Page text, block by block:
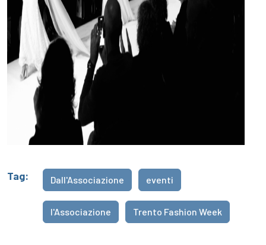
Tag: Dall'Associazione eventi
l'Associazione Trento Fashion Week